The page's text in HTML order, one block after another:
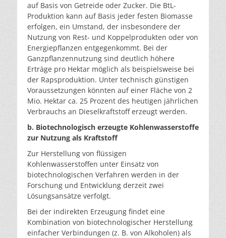
auf Basis von Getreide oder Zu­cker. Die BtL-
Produktion kann auf Basis jeder festen Biomasse
erfolgen, ein Umstand, der insbesondere der
Nutzung von Rest- und Koppelprodukten oder von
Ener­giepflanzen entgegenkommt. Bei der
Ganzpflanzennut­zung sind deutlich höhere
Erträge pro Hektar möglich als beispielsweise bei
der Rapsproduktion. Unter technisch günstigen
Voraussetzungen könnten auf einer Fläche von 2
Mio. Hektar ca. 25 Prozent des heutigen jährlichen
Ver­brauchs an Dieselkraftstoff erzeugt werden.
b. Biotechnologisch erzeugte Kohlenwasserstoffe
zur Nutzung als Kraftstoff
Zur Herstellung von flüssigen
Kohlenwasserstoffen unter Einsatz von
biotechnologischen Verfahren werden in der
Forschung und Entwicklung derzeit zwei
Lösungsansätze verfolgt.
Bei der indirekten Erzeugung findet eine
Kombination von biotechnologischer Herstellung
einfacher Verbindun­gen (z. B. von Alkoholen) als